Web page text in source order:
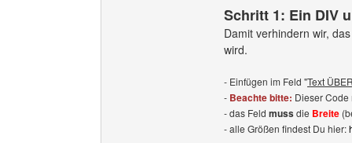
Schritt 1: Ein DIV
Damit verhindern wir,
wird.
- Einfügen im Feld "Text
- Beachte bitte: Dieser
- das Feld mussdie Breite
- alle Größen findest Du hier: